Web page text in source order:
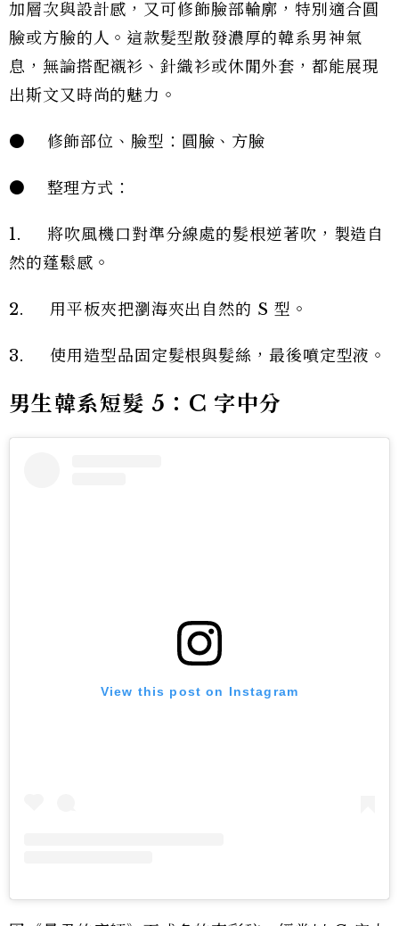
加層次與設計感，又可修飾臉部輪廓，特別適合圓
臉或方臉的人。這款髮型散發濃厚的韓系男神氣
息，無論搭配襯衫、針織衫或休閒外套，都能展現
出斯文又時尚的魅力。
● 修飾部位、臉型：圓臉、方臉
● 整理方式：
1. 將吹風機口對準分線處的髮根逆著吹，製造自
然的蓬鬆感。
2. 用平板夾把瀏海夾出自然的 S 型。
3. 使用造型品固定髮根與髮絲，最後噴定型液。
男生韓系短髮 5：C 字中分
View this post on Instagram